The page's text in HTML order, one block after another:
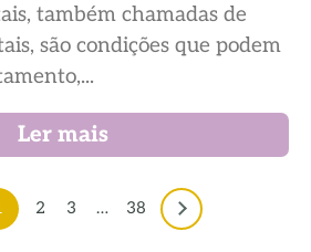
também chamadas de
são condições que podem
Ler mais
2 3 … 38